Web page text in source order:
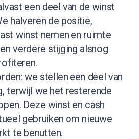
een deel van de winst
halveren de positie,
winst nemen en ruimte
verdere stijging alsnog
we stellen een deel van
terwijl we het resterende
Deze winst en cash
gebruiken om nieuwe
te benutten.